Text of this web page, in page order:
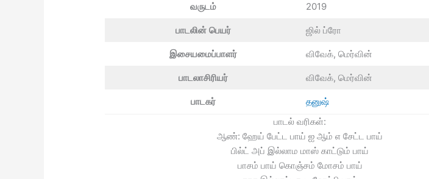
வருடம் 2019
பாடலின் பெயர் ஜில் ப்ரோ
இசையமைப்பாளர் விவேக், மெர்வின்
பாடலாசிரியர் விவேக், மெர்வின்
பாடகர்
தனுஷ்
பாடல் வரிகள்:
ஆண்: ஹேய் பேட்ட பாய் ஐ ஆம் எ சேட்ட பாய்
பில்ட் அப் இல்லாம மாஸ் காட்டும் பாய்
பாசம் பாய் கொஞ்சம் மோசம் பாய்